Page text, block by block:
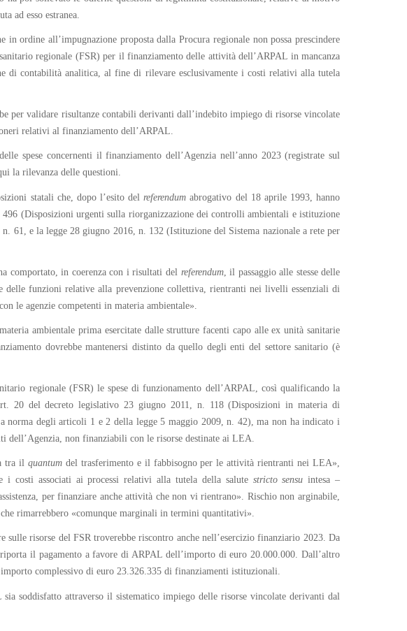
ad esso estranea.
ordine all’impugnazione proposta dalla Procura regionale non possa prescindere
regionale (FSR) per il finanziamento delle attività dell’ARPAL in mancanza
di contabilità analitica, al fine di rilevare esclusivamente i costi relativi alla tutela
per validare risultanze contabili derivanti dall’indebito impiego di risorse vincolate
relativi al finanziamento dell’ARPAL.
spese concernenti il finanziamento dell’Agenzia nell’anno 2023 (registrate sul
la rilevanza delle questioni.
statali che, dopo l’esito del referendum abrogativo del 18 aprile 1993, hanno
(Disposizioni urgenti sulla riorganizzazione dei controlli ambientali e istituzione
61, e la legge 28 giugno 2016, n. 132 (Istituzione del Sistema nazionale a rete per
comportato, in coerenza con i risultati del referendum, il passaggio alle stesse delle
delle funzioni relative alla prevenzione collettiva, rientranti nei livelli essenziali di
le agenzie competenti in materia ambientale».
ambientale prima esercitate dalle strutture facenti capo alle ex unità sanitarie
dovrebbe mantenersi distinto da quello degli enti del settore sanitario (è
regionale (FSR) le spese di funzionamento dell’ARPAL, così qualificando la
20 del decreto legislativo 23 giugno 2011, n. 118 (Disposizioni in materia di
degli articoli 1 e 2 della legge 5 maggio 2009, n. 42), ma non ha indicato i
non finanziabili con le risorse destinate ai LEA.
tra il quantum del trasferimento e il fabbisogno per le attività rientranti nei LEA»,
i costi associati ai processi relativi alla tutela della salute stricto sensu intesa –
per finanziare anche attività che non vi rientrano». Rischio non arginabile,
rimarrebbero «comunque marginali in termini quantitativi».
risorse del FSR troverebbe riscontro anche nell’esercizio finanziario 2023. Da
il pagamento a favore di ARPAL dell’importo di euro 20.000.000. Dall’altro
complessivo di euro 23.326.335 di finanziamenti istituzionali.
soddisfatto attraverso il sistematico impiego delle risorse vincolate derivanti dal